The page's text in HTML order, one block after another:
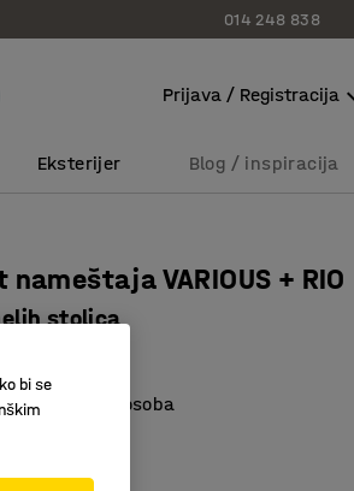
014 248 838
Prijava / Registracija
Eksterijer Blog / inspiracija
nameštaja VARIOUS + RIO
stolica
za nekoliko osoba
bi se